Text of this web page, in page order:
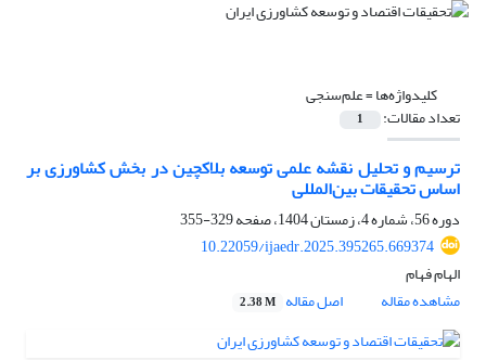
کلیدواژه‌ها =علم‌سنجی
تعداد مقالات: 1
ترسیم و تحلیل نقشه علمی توسعه بلاکچین در بخش کشاورزی بر
اساس تحقیقات بین‌المللی
دوره 56، شماره 4، زمستان 1404، صفحه
329-355
10.22059/ijaedr.2025.395265.669374
الهام فهام
مشاهده مقاله
اصل مقاله 2.38 M